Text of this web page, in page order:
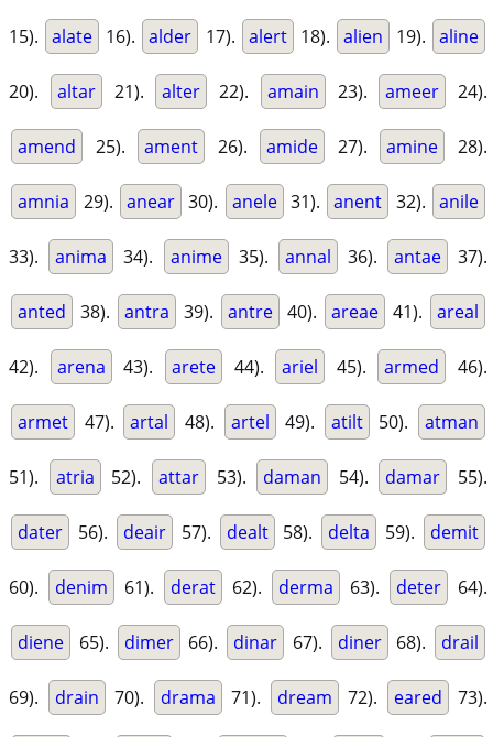
15). alate 16). alder 17). alert 18). alien 19). aline
20). altar 21). alter 22). amain 23). ameer 24).
amend 25). ament 26). amide 27). amine 28).
amnia 29). anear 30). anele 31). anent 32). anile
33). anima 34). anime 35). annal 36). antae 37).
anted 38). antra 39). antre 40). areae 41). areal
42). arena 43). arete 44). ariel 45). armed 46).
armet 47). artal 48). artel 49). atilt 50). atman
51). atria 52). attar 53). daman 54). damar 55).
dater 56). deair 57). dealt 58). delta 59). demit
60). denim 61). derat 62). derma 63). deter 64).
diene 65). dimer 66). dinar 67). diner 68). drail
69). drain 70). drama 71). dream 72). eared 73).